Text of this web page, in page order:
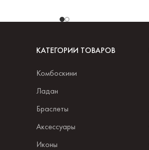
КАТЕГОРИИ ТОВАРОВ
Комбоскини
Ладан
Браслеты
Аксессуары
Иконы